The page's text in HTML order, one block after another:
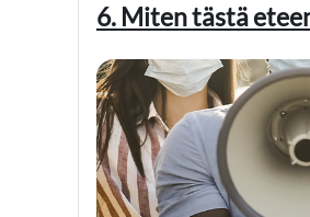
6. Miten tästä